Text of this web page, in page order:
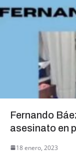
Fernando
asesinato en
18 enero, 2023